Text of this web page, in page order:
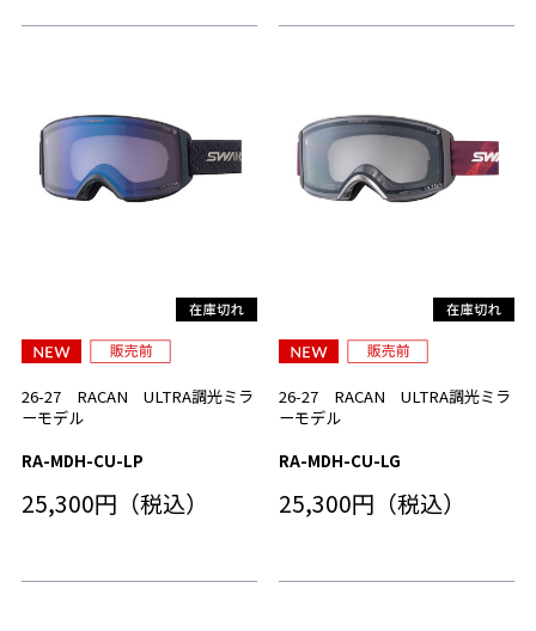
26-27 RACAN ULTRA調光ミラ
ーモデル
RA-MDH-CU-LP
25,300円（税込）
26-27 RACAN ULTRA調光ミラ
ーモデル
RA-MDH-CU-LG
25,300円（税込）